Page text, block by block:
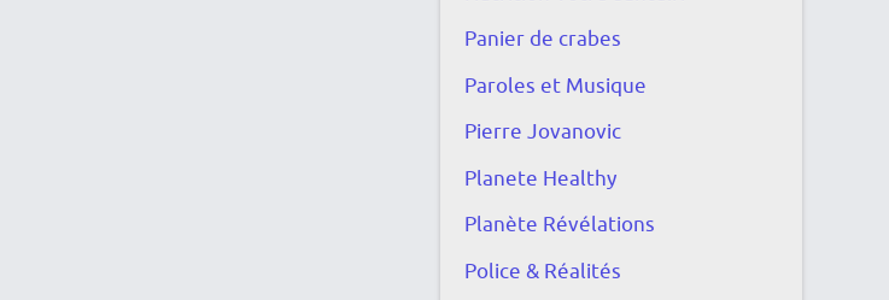
Panier de crabes
Paroles et Musique
Pierre Jovanovic
Planete Healthy
Planète Révélations
Police & Réalités